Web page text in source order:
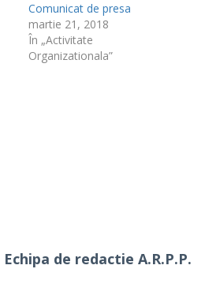
Comunicat de presa
martie 21, 2018
În „Activitate
Organizationala”
Echipa de redactie A.R.P.P.